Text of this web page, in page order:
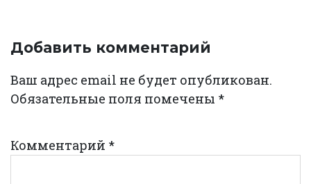
Добавить комментарий
Ваш адрес email не будет опубликован.
Обязательные поля помечены *
Комментарий *